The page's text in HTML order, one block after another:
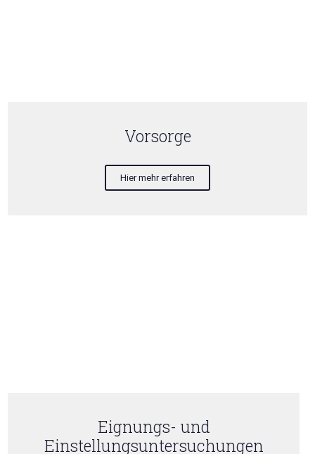
Vorsorge
Hier mehr erfahren
Eignungs- und
Einstellungsuntersuchungen